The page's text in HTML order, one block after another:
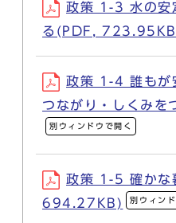
政策 1-3 水の安
る(PDF,
政策 1-4 誰もが
つながり・しくみ
別ウィンドウで開く
政策 1-5 確かな
694.27KB)
別ウィン